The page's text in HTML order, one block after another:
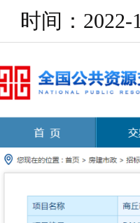
时间：